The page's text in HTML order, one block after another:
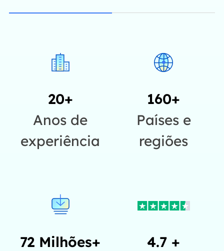
20+
Anos de
experiência
160+
Países e
regiões
72 Milhões+
4.7 +